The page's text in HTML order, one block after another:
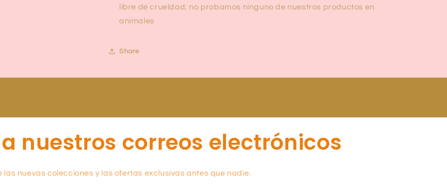
libre de crueldad; no probamos ninguno de nuestros productos en
animales
Share
nuestros correos electrónicos
las nuevas colecciones y las ofertas exclusivas antes que nadie.